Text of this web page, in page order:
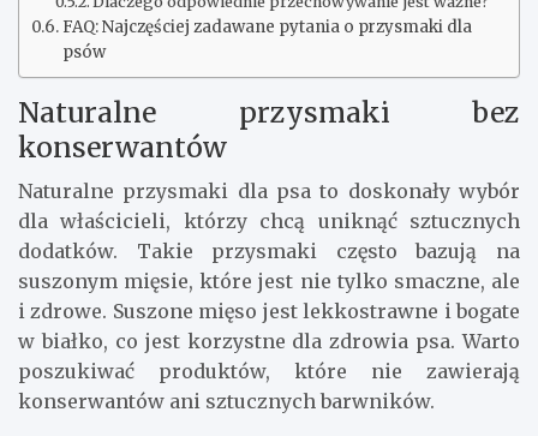
FAQ: Najczęściej zadawane pytania o przysmaki dla
psów
Naturalne przysmaki bez
konserwantów
Naturalne przysmaki dla psa to doskonały wybór
dla właścicieli, którzy chcą uniknąć sztucznych
dodatków. Takie przysmaki często bazują na
suszonym mięsie, które jest nie tylko smaczne, ale
i zdrowe. Suszone mięso jest lekkostrawne i bogate
w białko, co jest korzystne dla zdrowia psa. Warto
poszukiwać produktów, które nie zawierają
konserwantów ani sztucznych barwników.